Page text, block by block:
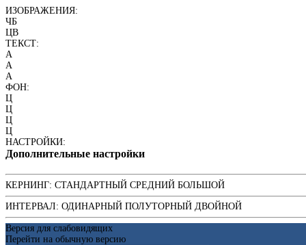
ИЗОБРАЖЕНИЯ:
ЧБ
ЦВ
ТЕКСТ:
A
A
A
ФОН:
Ц
Ц
Ц
Ц
НАСТРОЙКИ:
Дополнительные настройки
КЕРНИНГ: СТАНДАРТНЫЙ СРЕДНИЙ БОЛЬШОЙ
ИНТЕРВАЛ: ОДИНАРНЫЙ ПОЛУТОРНЫЙ ДВОЙНОЙ
Версия для слабовидящих
Перейти на обычную версию